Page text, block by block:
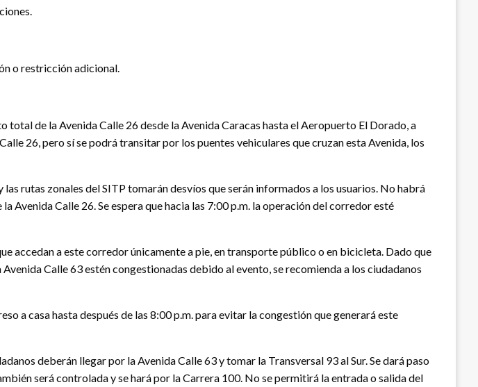
o restricción adicional.
de la Avenida Calle 26 desde la Avenida Caracas hasta el Aeropuerto El Dorado, a
26, pero sí se podrá transitar por los puentes vehiculares que cruzan esta Avenida, los
rutas zonales del SITP tomarán desvíos que serán informados a los usuarios. No habrá
Avenida Calle 26. Se espera que hacia las 7:00 p.m. la operación del corredor esté
accedan a este corredor únicamente a pie, en transporte público o en bicicleta. Dado que
Calle 63 estén congestionadas debido al evento, se recomienda a los ciudadanos
a casa hasta después de las 8:00 p.m. para evitar la congestión que generará este
deberán llegar por la Avenida Calle 63 y tomar la Transversal 93 al Sur. Se dará paso
será controlada y se hará por la Carrera 100. No se permitirá la entrada o salida del